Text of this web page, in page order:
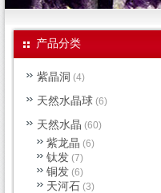
产品分类
紫晶洞 (4)
天然水晶球 (6)
天然水晶 (60)
紫龙晶 (6)
钛发 (7)
铜发 (6)
天河石 (3)